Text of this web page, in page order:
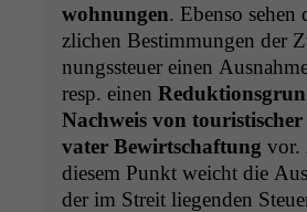
woh­nun­gen. Eben­so sehen
zlichen Bes­tim­mungen der
nungss­teuer einen
resp. einen
Nach­weis von
vater Bewirtschaf­tung vor.
diesem Punkt weicht die
der im Stre­it liegen­den